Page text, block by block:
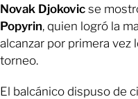
Novak Djokovic se
Popyrin, quien logró la
alcanzar por primera vez
torneo.
El balcánico dispuso de